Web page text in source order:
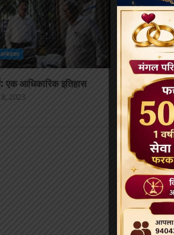
एक आधिकारिक इतिहास
2023
डॉ. बी.आर.
भाग्य की
ताकत का
August 17,